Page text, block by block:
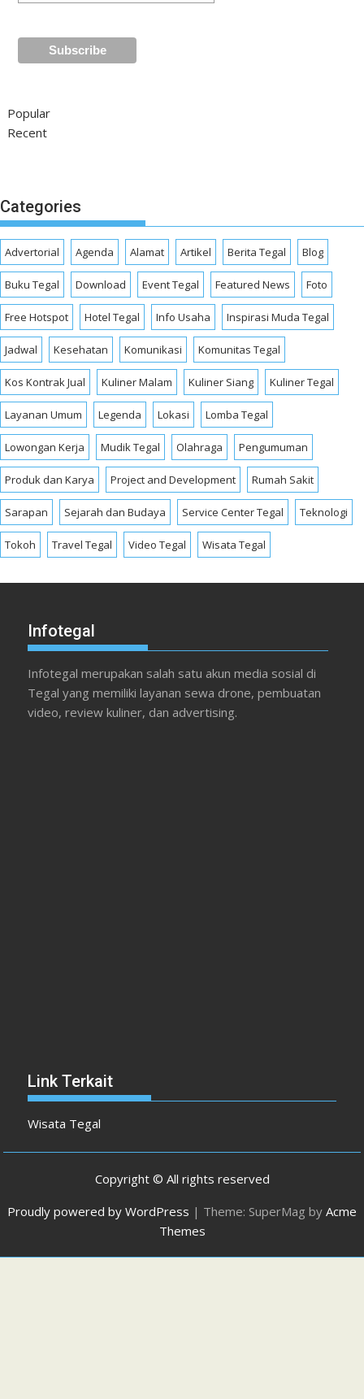
Popular
Recent
Categories
Advertorial Agenda Alamat Artikel Berita Tegal Blog
Buku Tegal Download Event Tegal Featured News Foto
Free Hotspot Hotel Tegal Info Usaha Inspirasi Muda Tegal
Jadwal Kesehatan Komunikasi Komunitas Tegal
Kos Kontrak Jual Kuliner Malam Kuliner Siang Kuliner Tegal
Layanan Umum Legenda Lokasi Lomba Tegal
Lowongan Kerja Mudik Tegal Olahraga Pengumuman
Produk dan Karya Project and Development Rumah Sakit
Sarapan Sejarah dan Budaya Service Center Tegal Teknologi
Tokoh Travel Tegal Video Tegal Wisata Tegal
Infotegal
Infotegal merupakan salah satu akun media sosial di
Tegal yang memiliki layanan sewa drone, pembuatan
video, review kuliner, dan advertising.
Link Terkait
Wisata Tegal
Copyright © All rights reserved
Proudly powered by WordPress | Theme: SuperMag by Acme
Themes